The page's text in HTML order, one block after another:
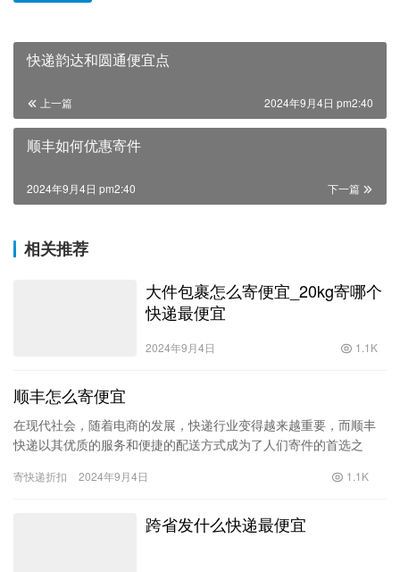
快递韵达和圆通便宜点
上一篇 2024年9月4日 pm2:40
顺丰如何优惠寄件
下一篇
2024年9月4日 pm2:40
相关推荐
大件包裹怎么寄便宜_20kg寄哪个
快递最便宜
2024年9月4日 1.1K
顺丰怎么寄便宜
在现代社会，随着电商的发展，快递行业变得越来越重要，而顺丰
快递以其优质的服务和便捷的配送方式成为了人们寄件的首选之
们将探讨…
寄快递折扣 2024年9月4日 1.1K
跨省发什么快递最便宜